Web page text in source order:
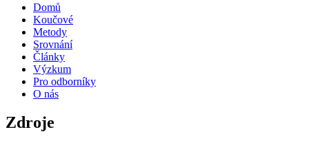
Domů
Koučové
Metody
Srovnání
Články
Výzkum
Pro odborníky
O nás
Zdroje